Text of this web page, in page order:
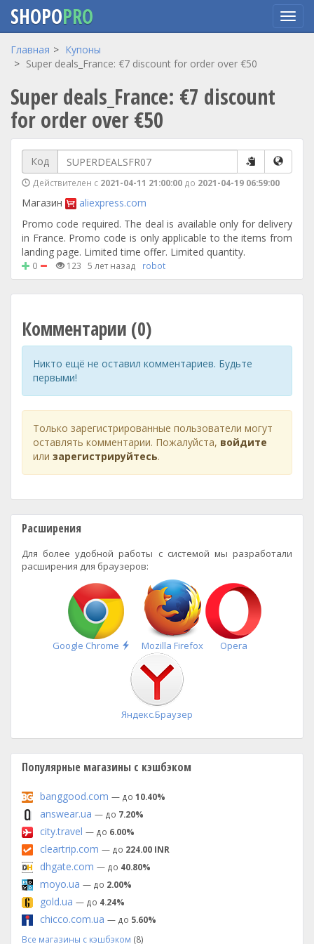
Перейти
содержанию
SHOPOPRO
Главная
Купоны
Super deals_France: €7 discount for order over €50
Super deals_France: €7 discount
for order over €50
Код
Действителен с 2021-04-11 21:00:00 до 2021-04-19 06:59:00
Магазин
aliexpress.com
Promo code required. The deal is available only for delivery
in France. Promo code is only applicable to the items from
landing page. Limited time offer. Limited quantity.
0 123 5 лет назад robot
Комментарии (0)
Никто ещё не оставил комментариев. Будьте
первыми!
Только зарегистрированные пользователи могут
оставлять комментарии. Пожалуйста, войдите
или зарегистрируйтесь.
Расширения
Для более удобной работы с системой мы разработали
расширения для браузеров:
Google Chrome
Быстрая
установка
Mozilla Firefox Opera
Яндекс.Браузер
Популярные магазины с кэшбэком
banggood.com — до 10.40%
answear.ua — до 7.20%
city.travel — до 6.00%
cleartrip.com — до 224.00 INR
dhgate.com — до 40.80%
moyo.ua — до 2.00%
gold.ua — до 4.24%
chicco.com.ua — до 5.60%
Все магазины с кэшбэком (8)